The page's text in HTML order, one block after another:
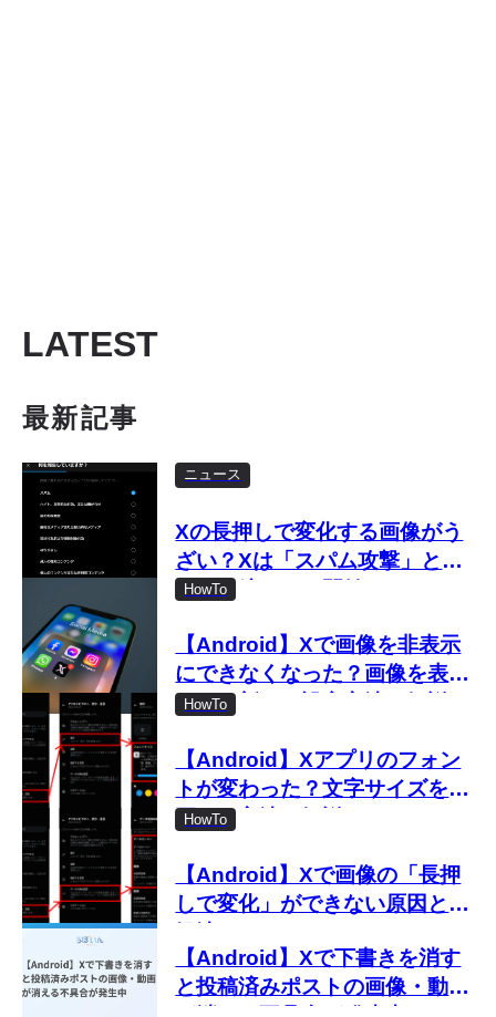
LATEST
最新記事
ニュース
Xの長押しで変化する画像がう
ざい？Xは「スパム攻撃」とし
て取り締まりを開始
HowTo
【Android】Xで画像を非表示
にできなくなった？画像を表示
しない新しい設定方法を解説
HowTo
【Android】Xアプリのフォン
トが変わった？文字サイズを変
更する方法を解説
HowTo
【Android】Xで画像の「長押
しで変化」ができない原因と対
【Android】Xで下書きを消す
と投稿済みポストの画像・動画